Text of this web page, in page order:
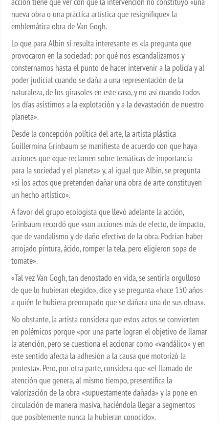
nueva obra o una práctica artística que resignifique» la
emblemática obra de Van Gogh.
Lo que para Albin sí resulta interesante es «la pregunta que
provocaron en la sociedad: por qué nos escandalizamos y
consternamos hasta el punto de hacer intervenir a la policía y al
poder judicial cuando se daña a una representación de la
naturaleza, de los girasoles en este caso, y no así cuando todos
los días asistimos a la explotación y a la devastación de nuestro
planeta».
Desde la concepción política del arte, la artista plástica
Guillermina Grinbaum se manifiesta de acuerdo con que haya
acciones que «que reclamen sobre temáticas de importancia
para la sociedad y el planeta» y, al igual que Albin, se pregunta
«si los actos que pretenden dañar una obra de arte constituyen
un hecho artístico».
A favor del grupo ecologista que llevó adelante la acción,
Grinbaum recordó que «son acciones más de efecto, de impacto,
que de vandalismo y de daño efectivo de la obra. Podrían haber
arrojado pintura, ácido, romper la tela, pero eligieron sopa de
tomate».
«Tal vez Van Gogh, tan denostado en vida, se sentiría orgulloso
de que lo hubieran elegido», dice y se pregunta «hace 150 años
a quién le hubiera preocupado que se dañara una de sus obras».
No obstante, la artista considera que estos actos se convierten
en polémicos porque «por una parte logran el objetivo de llamar
la atención, pero se cuestiona el accionar como «vandálico» y en
este sentido afecta la adhesión a la causa que motorizó la
protesta». Pero, por otra parte, considera que «el llamado de
atención que genera, al mismo tiempo, presentifica la
valorización de la obra «supuestamente dañada» y la pone en
circulación de manera masiva, haciéndola llegar a segmentos
que posiblemente nunca la hubieran conocido».